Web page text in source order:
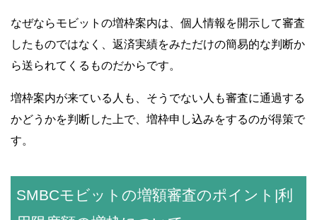
なぜならモビットの増枠案内は、個人情報を開示して審査
したものではなく、返済実績をみただけの簡易的な判断か
ら送られてくるものだからです。
増枠案内が来ている人も、そうでない人も審査に通過する
かどうかを判断した上で、増枠申し込みをするのが得策で
す。
SMBCモビットの増額審査のポイント|利